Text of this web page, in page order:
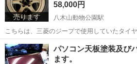
売ります
58,000円
八木山動物公園駅
こちらは、三菱のジープで使用していたタイヤです。 倉庫
て奥にしまっておりました。 タイヤサイズは265/70R16と記載されて
います。 こちらは代理出品ですので返信に時間がかかる場合がありま
す。 また、値段交...
宮城 仙台市 八木山動物公園駅 車
パソコン天板塗装及び
ます。